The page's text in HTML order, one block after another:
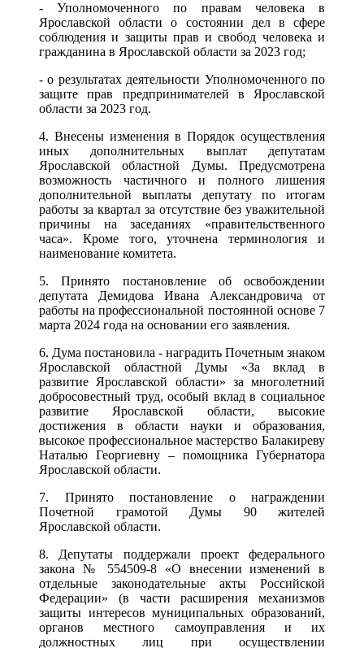
- Уполномоченного по правам человека в
Ярославской области о состоянии дел в сфере
соблюдения и защиты прав и свобод человека и
гражданина в Ярославской области за 2023 год;
- о результатах деятельности Уполномоченного по
защите прав предпринимателей в Ярославской
области за 2023 год.
4. Внесены изменения в Порядок осуществления
иных дополнительных выплат депутатам
Ярославской областной Думы. Предусмотрена
возможность частичного и полного лишения
дополнительной выплаты депутату по итогам
работы за квартал за отсутствие без уважительной
причины на заседаниях «правительственного
часа». Кроме того, уточнена терминология и
наименование комитета.
5. Принято постановление об освобождении
депутата Демидова Ивана Александровича от
работы на профессиональной постоянной основе 7
марта 2024 года на основании его заявления.
6. Дума постановила - наградить Почетным знаком
Ярославской областной Думы «За вклад в
развитие Ярославской области» за многолетний
добросовестный труд, особый вклад в социальное
развитие Ярославской области, высокие
достижения в области науки и образования,
высокое профессиональное мастерство Балакиреву
Наталью Георгиевну – помощника Губернатора
Ярославской области.
7. Принято постановление о награждении
Почетной грамотой Думы 90 жителей
Ярославской области.
8. Депутаты поддержали проект федерального
закона № 554509-8 «О внесении изменений в
отдельные законодательные акты Российской
Федерации» (в части расширения механизмов
защиты интересов муниципальных образований,
органов местного самоуправления и их
должностных лиц при осуществлении